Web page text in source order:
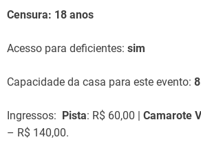
Censura: 18 anos
Acesso para deficientes: sim
Capacidade da casa para este evento:
Ingressos: Pista: R$ 60,00 | Camarote
– R$ 140,00.